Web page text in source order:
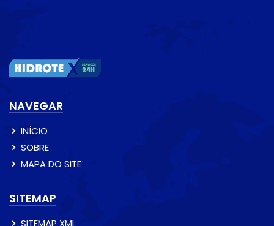
NAVEGAR
INÍCIO
SOBRE
MAPA DO SITE
SITEMAP
SITEMAP XML